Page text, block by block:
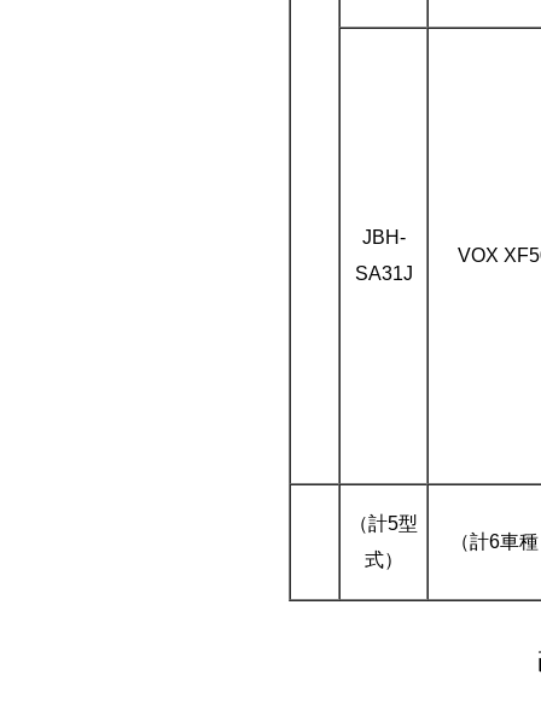
JBH-
SA31J
VOX
（計5型
式）
（計6車